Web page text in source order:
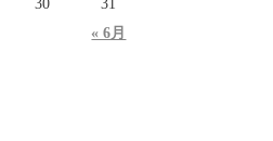
« 6月
30
31